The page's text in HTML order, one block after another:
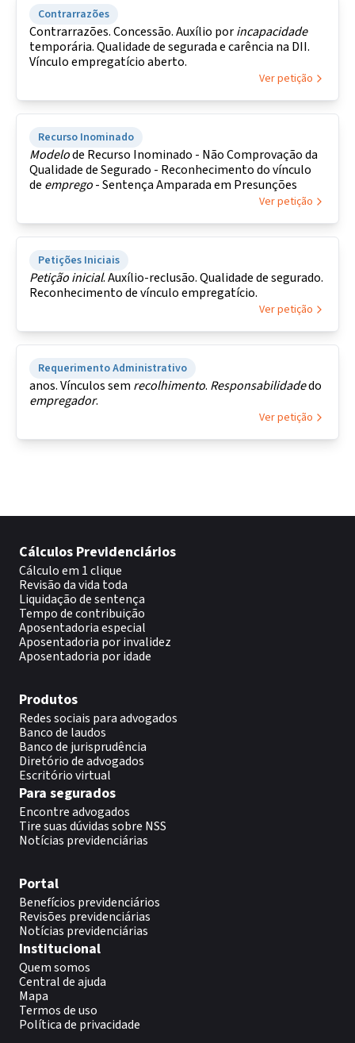
Contrarrazões
Contrarrazões. Concessão. Auxílio porincapacidade
temporária. Qualidade de segurada e carência na DII.
Vínculo empregatício aberto.
Ver petição
Recurso Inominado
Modelode Recurso Inominado - Não Comprovação da
Qualidade de Segurado - Reconhecimento do vínculo
de emprego- Sentença Amparada em Presunções
Ver petição
Petições Iniciais
Petiçãoinicial. Auxílio-reclusão. Qualidade de segurado.
Reconhecimento de vínculo empregatício.
Ver petição
Requerimento Administrativo
anos. Vínculos sem recolhimento. Responsabilidadedo
empregador.
Ver petição
Cálculos Previdenciários
Cálculo em 1 clique
Revisão da vida toda
Liquidação de sentença
Tempo de contribuição
Aposentadoria especial
Aposentadoria por invalidez
Aposentadoria por idade
Produtos
Redes sociais para advogados
Banco de laudos
Banco de jurisprudência
Diretório de advogados
Escritório virtual
Para segurados
Encontre advogados
Tire suas dúvidas sobre NSS
Notícias previdenciárias
Portal
Benefícios previdenciários
Revisões previdenciárias
Notícias previdenciárias
Institucional
Quem somos
Central de ajuda
Mapa
Termos de uso
Política de privacidade